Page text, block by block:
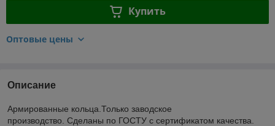
Купить
Оптовые цены
Описание
Армированные кольца.Только заводское
производство. Сделаны по ГОСТУ с сертификатом качества.